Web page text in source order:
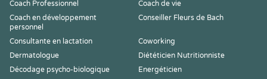
Coach Professionnel
Coach de vie
Coach en développement
personnel
Conseiller Fleurs de Bach
Consultante en lactation
Coworking
Dermatologue
Diététicien Nutritionniste
Décodage psycho-biologique
Energéticien